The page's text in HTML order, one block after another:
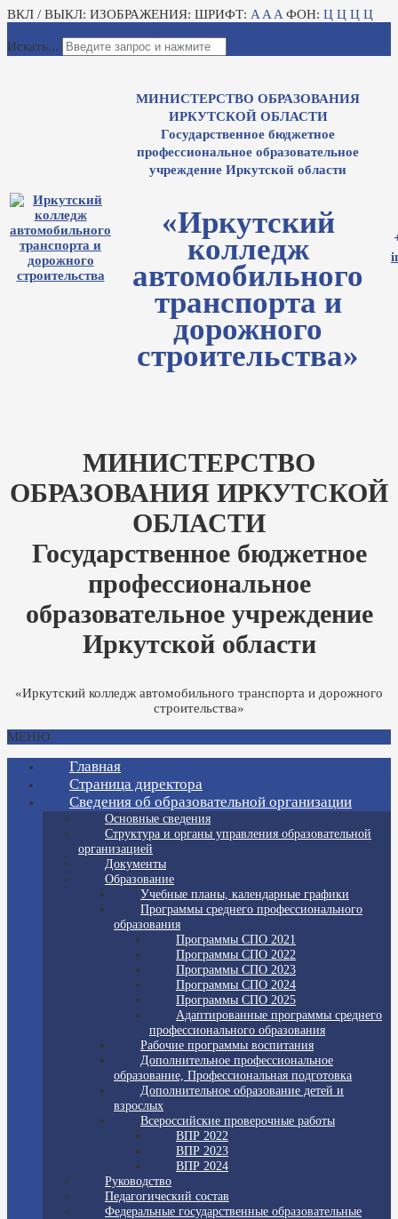
ВКЛ / ВЫКЛ: ИЗОБРАЖЕНИЯ: ШРИФТ: A A A ФОН: Ц Ц Ц Ц
Искать...
МИНИСТЕРСТВО ОБРАЗОВАНИЯ
ИРКУТСКОЙ ОБЛАСТИ
Государственное бюджетное
профессиональное образовательное
учреждение Иркутской области
«Иркутский
колледж
автомобильного
транспорта и
дорожного
строительства»
МИНИСТЕРСТВО
ОБРАЗОВАНИЯ ИРКУТСКОЙ
ОБЛАСТИ
Государственное бюджетное
профессиональное
образовательное учреждение
Иркутской области
«Иркутский колледж автомобильного транспорта и дорожного
строительства»
МЕНЮ
Главная
Страница директора
Сведения об образовательной организации
Основные сведения
Структура и органы управления образовательной
организацией
Документы
Образование
Учебные планы, календарные графики
Программы среднего профессионального
образования
Программы СПО 2021
Программы СПО 2022
Программы СПО 2023
Программы СПО 2024
Программы СПО 2025
Адаптированные программы среднего
профессионального образования
Рабочие программы воспитания
Дополнительное профессиональное
образование, Профессиональная подготовка
Дополнительное образование детей и
взрослых
Всероссийские проверочные работы
ВПР 2022
ВПР 2023
ВПР 2024
Руководство
Педагогический состав
Федеральные государственные образовательные